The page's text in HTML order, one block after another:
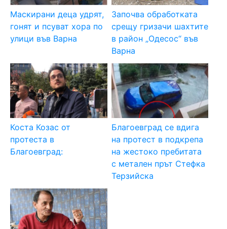
Маскирани деца удрят,
гонят и псуват хора по
улици във Варна
Започва обработката
срещу гризачи шахтите
в район „Одесос“ във
Варна
Коста Козас от
протеста в
Благоевград:
Благоевград се вдига
на протест в подкрепа
на жестоко пребитата
с метален прът Стефка
Терзийска